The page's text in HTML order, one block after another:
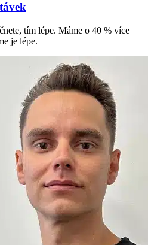
tím lépe. Máme o 40 % více
je lépe.